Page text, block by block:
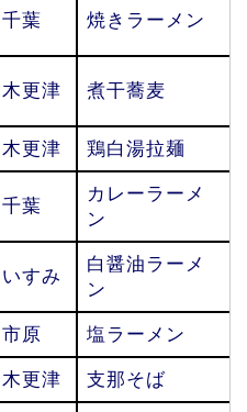
千葉 焼きラーメン
木更津 煮干蕎麦
木更津 鶏白湯拉麺
千葉
カレーラーメ
ン
いすみ
白醤油ラーメ
ン
市原 塩ラーメン
木更津 支那そば